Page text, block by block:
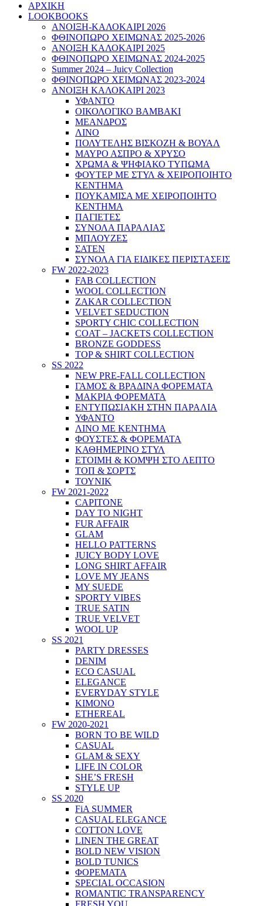
ΑΡΧΙΚΗ
LOOKBOOKS
ΑΝΟΙΞΗ-ΚΑΛΟΚΑΙΡΙ 2026
ΦΘΙΝΟΠΩΡΟ ΧΕΙΜΩΝΑΣ 2025-2026
ΑΝΟΙΞΗ ΚΑΛΟΚΑΙΡΙ 2025
ΦΘΙΝΟΠΩΡΟ ΧΕΙΜΩΝΑΣ 2024-2025
Summer 2024 – Juicy Collection
ΦΘΙΝΟΠΩΡΟ ΧΕΙΜΩΝΑΣ 2023-2024
ΑΝΟΙΞΗ ΚΑΛΟΚΑΙΡΙ 2023
ΥΦΑΝΤΟ
ΟΙΚΟΛΟΓΙΚΟ ΒΑΜΒΑΚΙ
ΜΕΑΝΔΡΟΣ
ΛΙΝΟ
ΠΟΛΥΤΕΛΗΣ ΒΙΣΚΟΖΗ & ΒΟΥΑΛ
ΜΑΥΡΟ ΑΣΠΡΟ & ΧΡΥΣΟ
ΧΡΩΜΑ & ΨΗΦΙΑΚΟ ΤΥΠΩΜΑ
ΦΟΥΤΕΡ ΜΕ ΣΤΥΛ & ΧΕΙΡΟΠΟΙΗΤΟ
ΚΕΝΤΗΜΑ
ΠΟΥΚΑΜΙΣΑ ΜΕ ΧΕΙΡΟΠΟΙΗΤΟ
ΚΕΝΤΗΜΑ
ΠΑΓΙΕΤΕΣ
ΣΥΝΟΛΑ ΠΑΡΑΛΙΑΣ
ΜΠΛΟΥΖΕΣ
ΣΑΤΕΝ
ΣΥΝΟΛΑ ΓΙΑ ΕΙΔΙΚΕΣ ΠΕΡΙΣΤΑΣΕΙΣ
FW 2022-2023
FAB COLLECTION
WOOL COLLECTION
ZAKAR COLLECTION
VELVET SEDUCTION
SPORTY CHIC COLLECTION
COAT – JACKETS COLLECTION
BRONZE GODDESS
TOP & SHIRT COLLECTION
SS 2022
NEW PRE-FALL COLLECTION
ΓΑΜΟΣ & ΒΡΑΔΙΝΑ ΦΟΡΕΜΑΤΑ
ΜΑΚΡΙΑ ΦΟΡΕΜΑΤΑ
ΕΝΤΥΠΩΣΙΑΚΗ ΣΤΗΝ ΠΑΡΑΛΙΑ
ΥΦΑΝΤΟ
ΛΙΝΟ ΜΕ ΚΕΝΤΗΜΑ
ΦΟΥΣΤΕΣ & ΦΟΡΕΜΑΤΑ
ΚΑΘΗΜΕΡΙΝΟ ΣΤΥΛ
ΕΤΟΙΜΗ & ΚΟΜΨΗ ΣΤΟ ΛΕΠΤΟ
ΤΟΠ & ΣΟΡΤΣ
ΤΟΥΝΙΚ
FW 2021-2022
CAPITONE
DAY TO NIGHT
FUR AFFAIR
GLAM
HELLO PATTERNS
JUICY BODY LOVE
LONG SHIRT AFFAIR
LOVE MY JEANS
MY SUEDE
SPORTY VIBES
TRUE SATIN
TRUE VELVET
WOOL UP
SS 2021
PARTY DRESSES
DENIM
ECO CASUAL
ELEGANCE
EVERYDAY STYLE
KIMONO
ETHEREAL
FW 2020-2021
BORN TO BE WILD
CASUAL
GLAM & SEXY
LIFE IN COLOR
SHE’S FRESH
STYLE UP
SS 2020
FiA SUMMER
CASUAL ELEGANCE
COTTON LOVE
LINEN THE GREAT
BOLD NEW VISION
BOLD TUNICS
ΦΟΡΕΜΑΤΑ
SPECIAL OCCASION
ROMANTIC TRANSPARENCY
FRESH YOU